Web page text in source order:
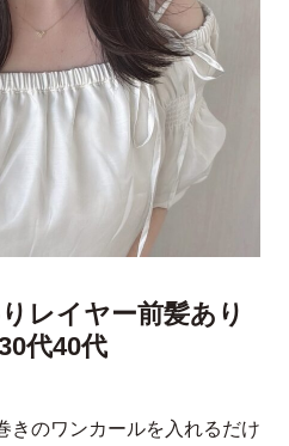
レイヤー前髪あり
代40代
きのワンカールを入れるだけ